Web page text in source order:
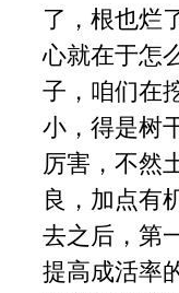
了，根也烂
心就在于怎
子，咱们在
小，得是树
厉害，不然
良，加点有
去之后，第
提高成活率